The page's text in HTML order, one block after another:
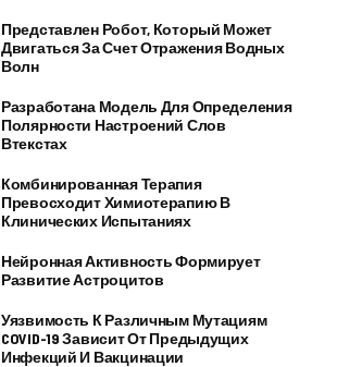
Представлен Робот, Который Может
Двигаться За Счет Отражения Водных
Волн
Разработана Модель Для Определения
Полярности Настроений Слов
Втекстах
Комбинированная Терапия
Превосходит Химиотерапию В
Клинических Испытаниях
Нейронная Активность Формирует
Развитие Астроцитов
Уязвимость К Различным Мутациям
COVID-19 Зависит От Предыдущих
Инфекций И Вакцинации